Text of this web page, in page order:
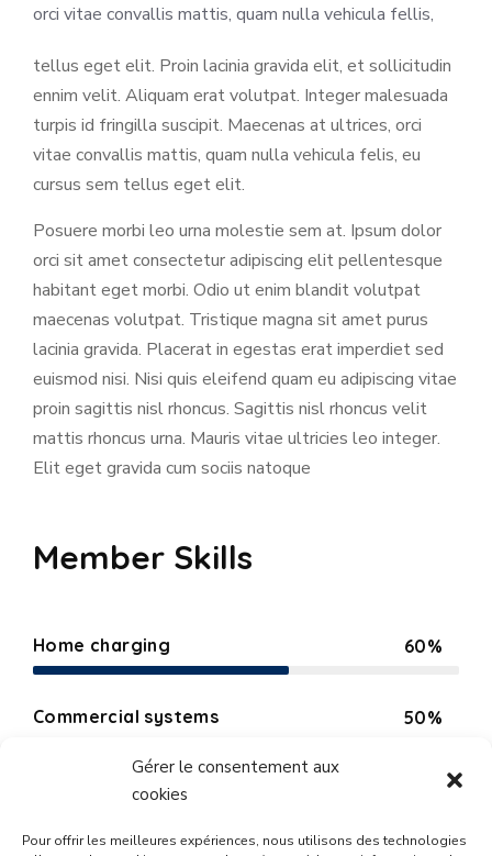
Gérer le consentement aux
cookies
Pour offrir les meilleures expériences, nous utilisons des technologies
orci vitae convallis mattis, quam nulla vehicula fellis,
tellus eget elit. Proin lacinia gravida elit, et sollicitudin
ennim velit. Aliquam erat volutpat. Integer malesuada
turpis id fringilla suscipit. Maecenas at ultrices, orci
vitae convallis mattis, quam nulla vehicula felis, eu
cursus sem tellus eget elit.
Posuere morbi leo urna molestie sem at. Ipsum dolor
orci sit amet consectetur adipiscing elit pellentesque
habitant eget morbi. Odio ut enim blandit volutpat
maecenas volutpat. Tristique magna sit amet purus
lacinia gravida. Placerat in egestas erat imperdiet sed
euismod nisi. Nisi quis eleifend quam eu adipiscing vitae
proin sagittis nisl rhoncus. Sagittis nisl rhoncus velit
mattis rhoncus urna. Mauris vitae ultricies leo integer.
Elit eget gravida cum sociis natoque
Member Skills
Home charging 60%
Commercial systems 50%
Public point